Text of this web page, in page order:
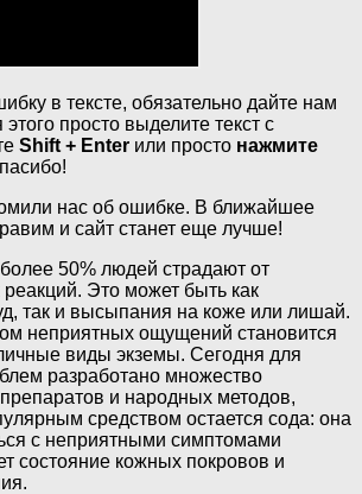
в тексте, обязательно дайте нам
просто выделите текст с
Shift + Enter или просто нажмите
нас об ошибке. В ближайшее
и сайт станет еще лучше!
более 50% людей страдают от
реакций. Это может быть как
так и высыпания на коже или лишай.
неприятных ощущений становится
виды экземы. Сегодня для
разработано множество
и народных методов,
средством остается сода: она
с неприятными симптомами
состояние кожных покровов и